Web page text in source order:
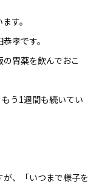
す。
孝です。
の胃薬を飲んでおこ
もう1週間も続いてい
、「いつまで様子を